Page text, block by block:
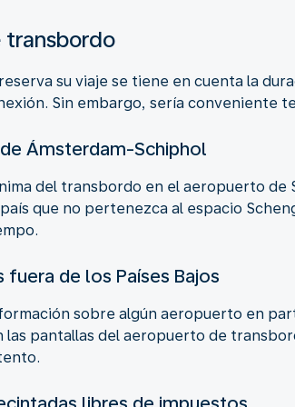
transbordo
su viaje se tiene en cuenta la
Sin embargo, sería conveniente
Ámsterdam-Schiphol
del transbordo en el aeropuerto de
que no pertenezca al espacio
de los Países Bajos
sobre algún aeropuerto en
las pantallas del aeropuerto de